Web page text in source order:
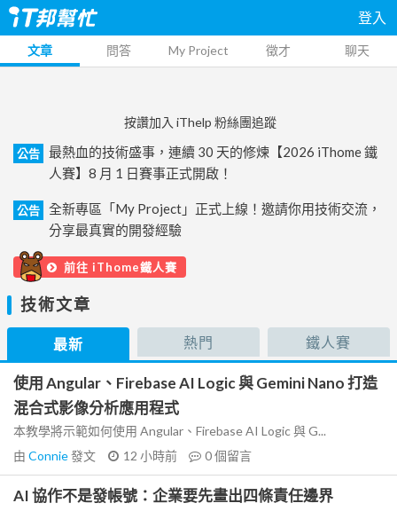
登入
文章 問答 My Project 徵才 聊天
按讚加入 iThelp 粉絲團追蹤
公告
最熱血的技術盛事，連續 30 天的修煉【2026 iThome 鐵
人賽】8 月 1 日賽事正式開啟！
公告
全新專區「My Project」正式上線！邀請你用技術交流，
分享最真實的開發經驗
前往 iThome鐵人賽
技術文章
最新 熱門 鐵人賽
使用 Angular、Firebase AI Logic 與 Gemini Nano 打造
混合式影像分析應用程式
本教學將示範如何使用 Angular、Firebase AI Logic 與 G...
由 Connie發文 12 小時前 0個留言
AI 協作不是發帳號：企業要先畫出四條責任邊界